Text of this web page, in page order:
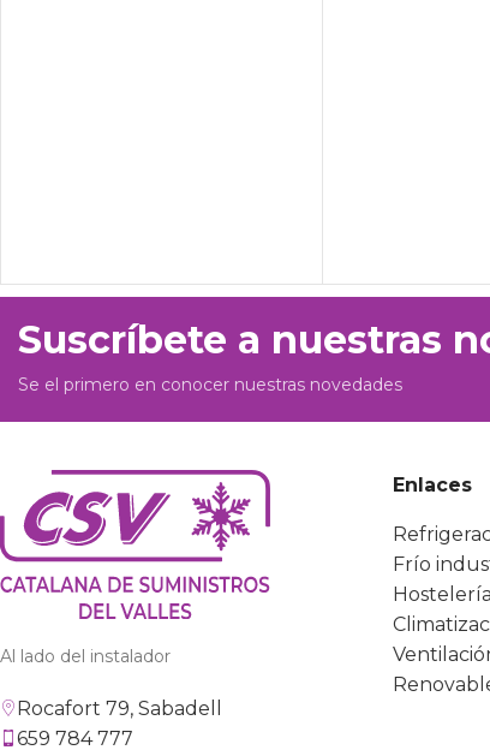
Suscríbete a nuestras
Se el primero en conocer nuestras novedades
Al lado del instalador
Rocafort 79, Sabadell
659 784 777
Enlaces
Frío
Hostelería